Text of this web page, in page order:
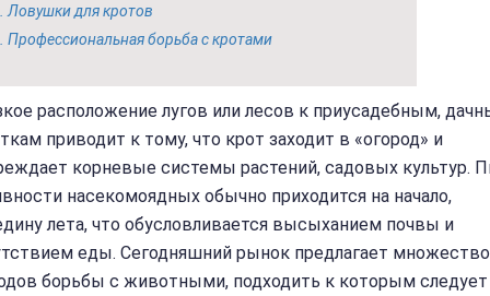
Ловушки для кротов
Профессиональная борьба с кротами
расположение лугов или лесов к приусадебным,
приводит к тому, что крот заходит в «огород» и
корневые системы растений, садовых культур.
насекомоядных обычно приходится на начало,
лета, что обусловливается высыханием почвы и
еды. Сегодняшний рынок предлагает множество
борьбы с животными, подходить к которым следует